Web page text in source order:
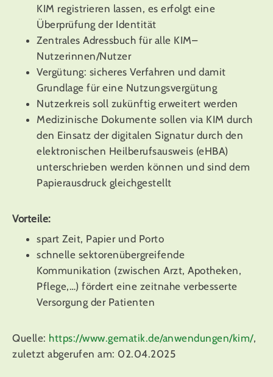
KIM registrieren lassen, es erfolgt eine
Überprüfung der Identität
Zentrales Adressbuch für alle KIM–
Nutzerinnen/Nutzer
Vergütung: sicheres Verfahren und damit
Grundlage für eine Nutzungsvergütung
Nutzerkreis soll zukünftig erweitert werden
Medizinische Dokumente sollen via KIM durch
den Einsatz der digitalen Signatur durch den
elektronischen Heilberufsausweis (eHBA)
unterschrieben werden können und sind dem
Papierausdruck gleichgestellt
Vorteile:
spart Zeit, Papier und Porto
schnelle sektorenübergreifende
Kommunikation (zwischen Arzt, Apotheken,
Pflege,…) fördert eine zeitnahe verbesserte
Versorgung der Patienten
Quelle: https://www.gematik.de/anwendungen/kim/,
zuletzt abgerufen am: 02.04.2025